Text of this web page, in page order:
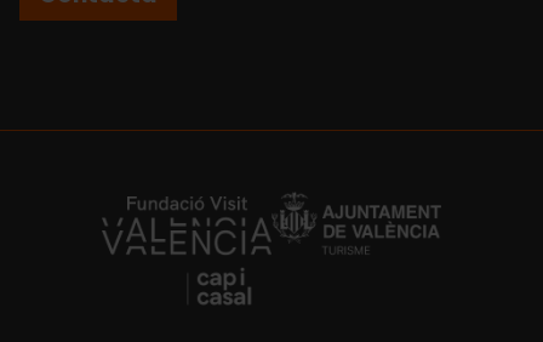
https://fundacion.visitvalencia.com/